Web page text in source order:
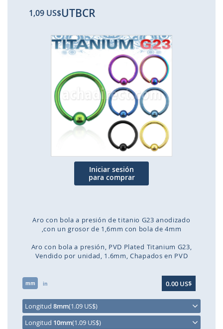
1,09 US$UTBCR
Saltar
al
final
de
la
galería
de
imágenes
Iniciar sesión
para comprar
Aro con bola a presión de titanio G23 anodizado
,con un grosor de 1,6mm con bola de 4mm
Aro con bola a presión PVD Plated Titanium G23
Vendido por unidad 1.6mm Chapados en PVD
la
mm in 0.00 US$
Longitud 8mm(1.09 US$)
Longitud 10mm(1.09 US$)